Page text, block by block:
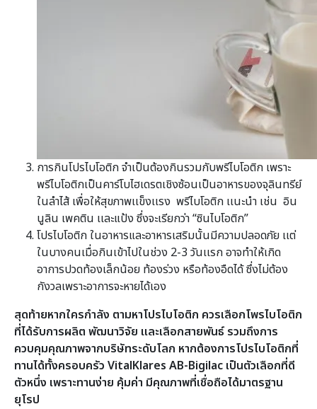
การกินโปรไบโอติก จำเป็นต้องกินรวมกับพรีไบโอติก เพราะ
พรีไบโอติกเป็นคาร์โบไฮเดรตเชิงซ้อนเป็นอาหารของจุลินทรีย์
ในลำไส้ เพื่อให้สุขภาพเเข็งเเรง พรีไบโอติก เเนะนำ เช่น อิน
นูลิน เพคติน เเละแป้ง ซึ่งจะเรียกว่า “ซินไบโอติก”
โปรไบโอติก ในอาหารและอาหารเสริมนั้นมีความปลอดภัย เเต่
ในบางคนเมื่อกินเข้าไปในช่วง 2-3 วันเเรก อาจทำให้เกิด
อาการปวดท้องเล็กน้อย ท้องร่วง หรือท้องอืดได้ ซึ่งไม่ต้อง
กังวลเพราะอาการจะหายได้เอง
สุดท้ายหากใครกำลัง ตามหาโปรไบโอติก ควรเลือกโพรไบโอติก
ที่ได้รับการผลิต พัฒนาวิจัย และเลือกสายพันธ์ รวมถึงการ
ควบคุมคุณภาพจากบริษัทระดับโลก หากต้องการโปรไบโอติกที่
ทานได้ทั้งครอบครัว VitalKlares AB-Bigilac เป็นตัวเลือกที่ดี
ตัวหนึ่ง เพราะทานง่าย คุ้มค่า มีคุณภาพที่เชื่อถือได้มาตรฐาน
ยุโรป